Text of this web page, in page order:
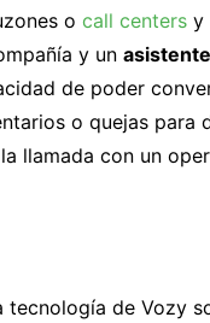
o call centers y
y un
de poder
o quejas para
llamada con un
tecnología de Vozy